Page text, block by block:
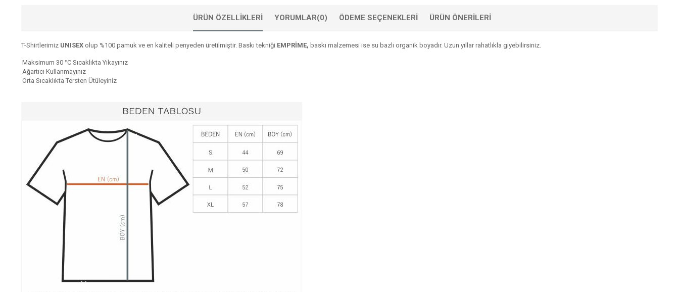
ÜRÜN ÖZELLIKLERI YORUMLAR(0) ÖDEME SEÇENEKLERI ÜRÜN ÖNERILERI
T-Shirtlerimiz UNISEX olup %100 pamuk ve en kaliteli penyeden üretilmiştir. Baskı tekniği EMPRİME, baskı malzemesi ise su bazlı organik boyadır. Uzun yıllar rahatlıkla giyebilirsiniz.
Maksimum 30 °C Sıcaklıkta Yıkayınız
Ağartıcı Kullanmayınız
Orta Sıcaklıkta Tersten Ütüleyiniz